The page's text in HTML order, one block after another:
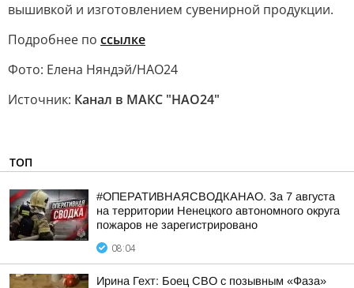
вышивкой и изготовлением сувенирной продукции.
Подробнее по ссылке
Фото: Елена Няндэй/НАО24
Источник: Канал в МАКС "НАО24"
ТОП
#ОПЕРАТИВНАЯСВОДКАНАО. За 7 августа
на территории Ненецкого автономного округа
пожаров не зарегистрировано
08:04
Ирина Гехт: Боец СВО с позывным «Фаза»